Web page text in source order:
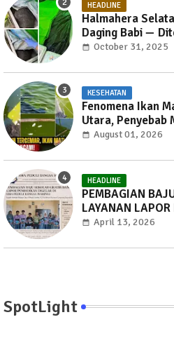
HEADLINE
Halmahera
Daging Babi —
Dibawa ke Weda,
October 31, 2025
KESEHATAN
Fenomena Ikan
Utara, Penyebab
August 01, 2026
HEADLINE
PEMBAGIAN
LAYANAN
SMA PEDULI
April 13, 2026
SpotLight